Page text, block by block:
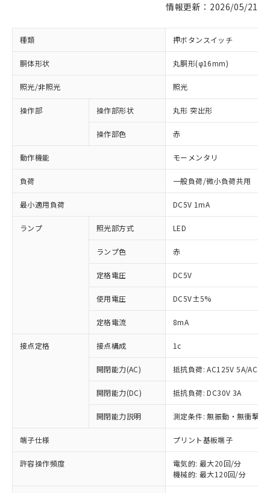
情報更新：2026/05/21
種類 押ボタンスイッチ
胴体形状 丸胴形(φ16mm)
照光/非照光 照光
操作部 操作部形状 丸形 突出形
操作部色 赤
動作機能 モーメンタリ
負荷 一般負荷/微小負荷共用
最小適用負荷 DC5V 1mA
ランプ 照光部方式 LED
ランプ色 赤
定格電圧 DC5V
使用電圧 DC5V±5%
定格電流 8mA
接点定格 接点構成 1c
開閉能力(AC) 抵抗負荷: AC125V 5A/
開閉能力(DC) 抵抗負荷: DC30V 3A
開閉能力説明 測定条件: 無振動・無衝撃
端子仕様 プリント基板端子
許容操作頻度
電気的: 最大20回/分
機械的: 最大120回/分
対応済み：EU RoHS指令（10物質）の
非含有に対応した製品が提供可能な商品で
対応予定：EU RoHS指令（10物質）の非含